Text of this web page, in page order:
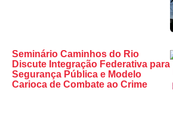
Seminário Caminhos do Rio
Discute Integração Federativa para
Segurança Pública e Modelo
Carioca de Combate ao Crime